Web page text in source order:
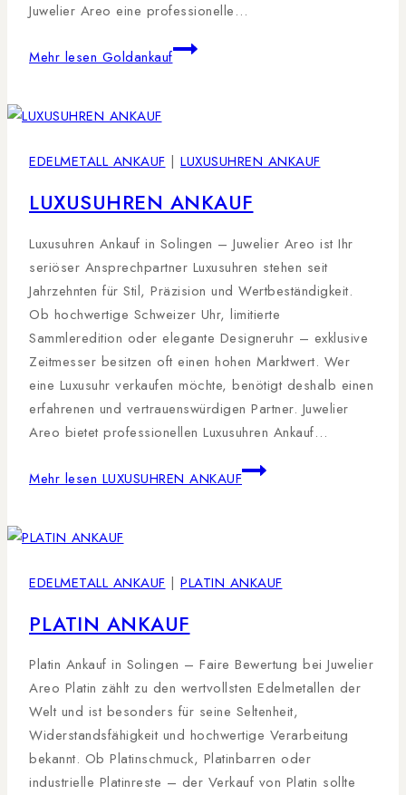
Juwelier Areo eine professionelle…
Mehr lesen Goldankauf
EDELMETALL ANKAUF | LUXUSUHREN ANKAUF
LUXUSUHREN ANKAUF
Luxusuhren Ankauf in Solingen – Juwelier Areo ist Ihr
seriöser Ansprechpartner Luxusuhren stehen seit
Jahrzehnten für Stil, Präzision und Wertbeständigkeit.
Ob hochwertige Schweizer Uhr, limitierte
Sammleredition oder elegante Designeruhr – exklusive
Zeitmesser besitzen oft einen hohen Marktwert. Wer
eine Luxusuhr verkaufen möchte, benötigt deshalb einen
erfahrenen und vertrauenswürdigen Partner. Juwelier
Areo bietet professionellen Luxusuhren Ankauf…
Mehr lesen LUXUSUHREN ANKAUF
EDELMETALL ANKAUF | PLATIN ANKAUF
PLATIN ANKAUF
Platin Ankauf in Solingen – Faire Bewertung bei Juwelier
Areo Platin zählt zu den wertvollsten Edelmetallen der
Welt und ist besonders für seine Seltenheit,
Widerstandsfähigkeit und hochwertige Verarbeitung
bekannt. Ob Platinschmuck, Platinbarren oder
industrielle Platinreste – der Verkauf von Platin sollte